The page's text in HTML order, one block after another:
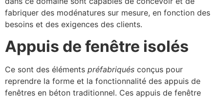
fabriquer des modénatures sur mesure, en fonction des
besoins et des exigences des clients.
Appuis de fenêtre isolés
Ce sont des éléments préfabriqués conçus pour
reprendre la forme et la fonctionnalité des appuis de
fenêtres en béton traditionnel. Ces appuis de fenêtre